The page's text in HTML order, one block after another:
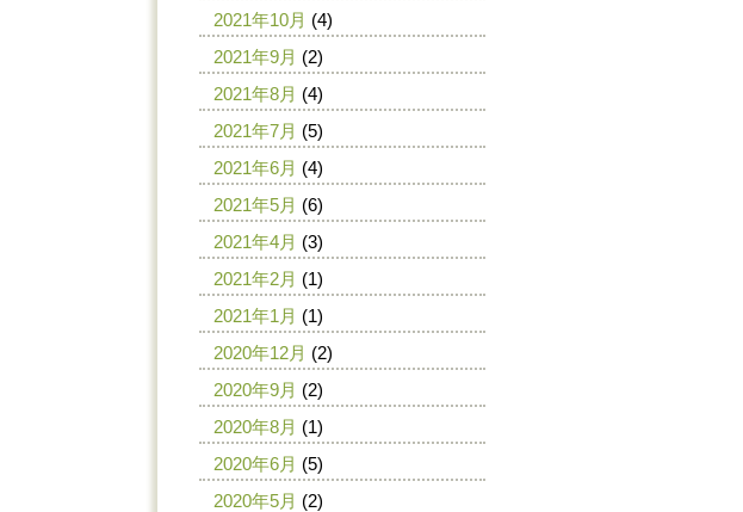
2021年10月 (4)
2021年9月 (2)
2021年8月 (4)
2021年7月 (5)
2021年6月 (4)
2021年5月 (6)
2021年4月 (3)
2021年2月 (1)
2021年1月 (1)
2020年12月 (2)
2020年9月 (2)
2020年8月 (1)
2020年6月 (5)
2020年5月 (2)